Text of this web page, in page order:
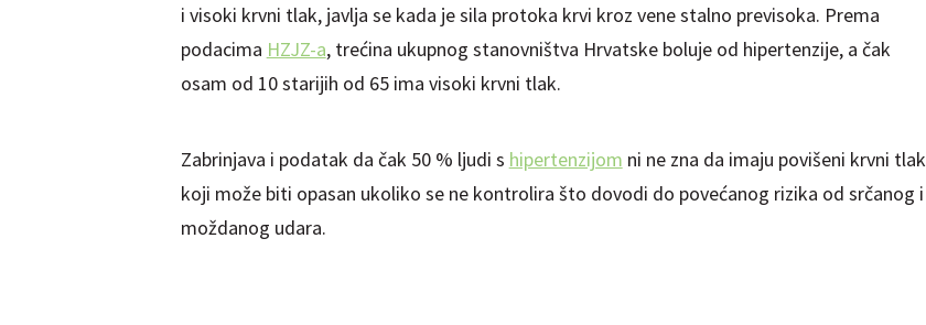
i visoki krvni tlak, javlja se kada je sila protoka krvi kroz vene stalno previsoka. Prema
podacima HZJZ-a, trećina ukupnog stanovništva Hrvatske boluje od hipertenzije, a čak
osam od 10 starijih od 65 ima visoki krvni tlak.
Zabrinjava i podatak da čak 50 % ljudi s hipertenzijom ni ne zna da imaju povišeni krvni tlak
koji može biti opasan ukoliko se ne kontrolira što dovodi do povećanog rizika od srčanog i
moždanog udara.